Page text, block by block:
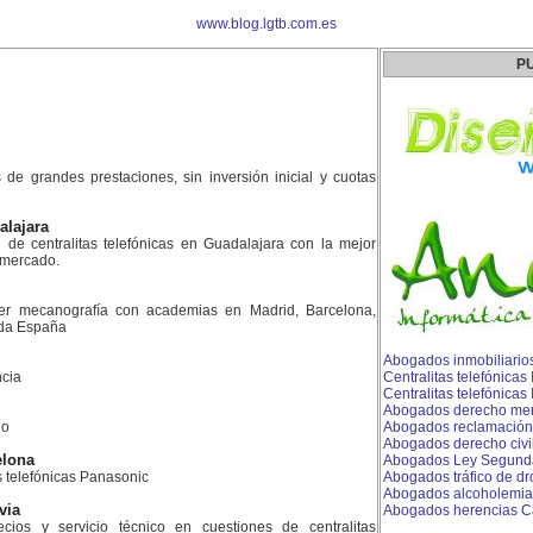
www.blog.lgtb.com.es
de grandes prestaciones, sin inversión inicial y cuotas
centralitas telefónicas en Guadalajara con la mejor
mecanografía con academias en Madrid, Barcelona,
España
telefónicas Panasonic
y servicio técnico en cuestiones de centralitas
Abogados
Centralitas telefónicas
Centralitas telefónicas
Abogados derecho
Abogados
Abogados derecho
Abogados Ley
Abogados tráfico de
Abogados
Abogados herencias